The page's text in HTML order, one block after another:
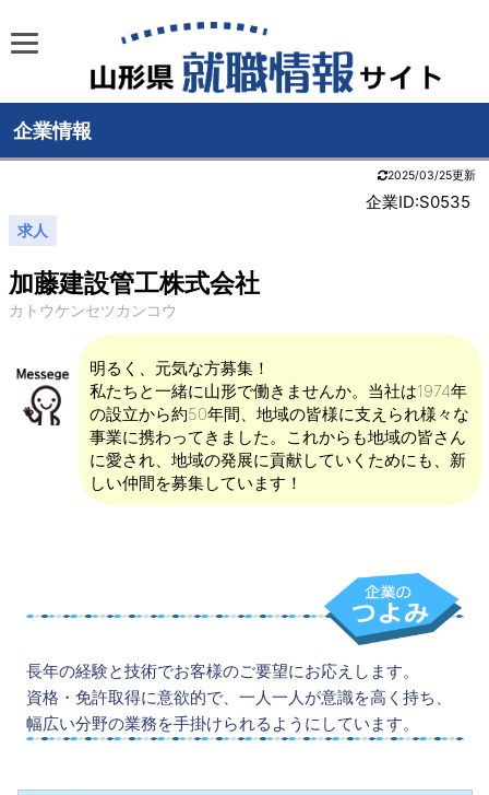
企業情報
2025/03/25更新
企業ID:S0535
求人
加藤建設管工株式会社
カトウケンセツカンコウ
明るく、元気な方募集！
私たちと一緒に山形で働きませんか。当社は1974年
の設立から約50年間、地域の皆様に支えられ様々な
事業に携わってきました。これからも地域の皆さん
に愛され、地域の発展に貢献していくためにも、新
しい仲間を募集しています！
長年の経験と技術でお客様のご要望にお応えします。
資格・免許取得に意欲的で、一人一人が意識を高く持ち、
幅広い分野の業務を手掛けられるようにしています。